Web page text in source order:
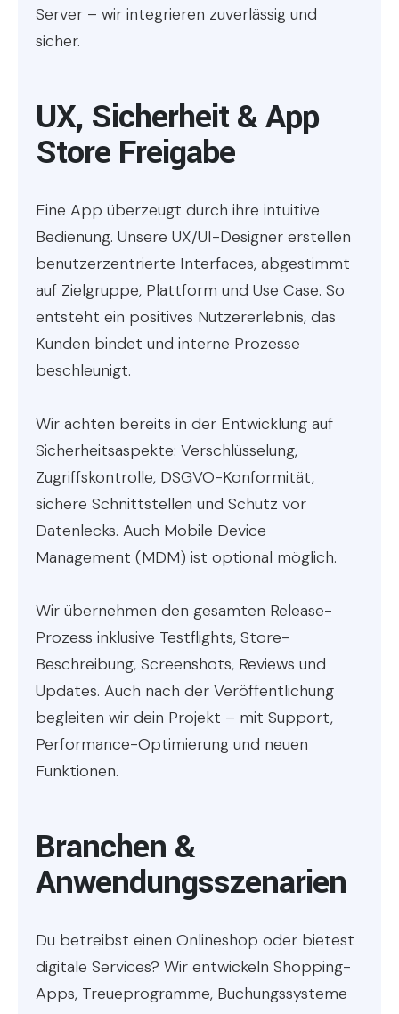
Server – wir integrieren zuverlässig und
sicher.
UX, Sicherheit & App
Store Freigabe
Eine App überzeugt durch ihre intuitive
Bedienung. Unsere UX/UI-Designer erstellen
benutzerzentrierte Interfaces, abgestimmt
auf Zielgruppe, Plattform und Use Case. So
entsteht ein positives Nutzererlebnis, das
Kunden bindet und interne Prozesse
beschleunigt.
Wir achten bereits in der Entwicklung auf
Sicherheitsaspekte: Verschlüsselung,
Zugriffskontrolle, DSGVO-Konformität,
sichere Schnittstellen und Schutz vor
Datenlecks. Auch Mobile Device
Management (MDM) ist optional möglich.
Wir übernehmen den gesamten Release-
Prozess inklusive Testflights, Store-
Beschreibung, Screenshots, Reviews und
Updates. Auch nach der Veröffentlichung
begleiten wir dein Projekt – mit Support,
Performance-Optimierung und neuen
Funktionen.
Branchen &
Anwendungsszenarien
Du betreibst einen Onlineshop oder bietest
digitale Services? Wir entwickeln Shopping-
Apps, Treueprogramme, Buchungssysteme